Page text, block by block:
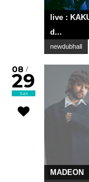
live :
d...
newdubhall
08 /
29
Sat
MADEON